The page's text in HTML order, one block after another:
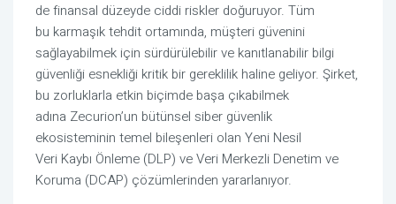
de finansal düzeyde ciddi riskler doğuruyor. Tüm
bu karmaşık tehdit ortamında, müşteri güvenini
sağlayabilmek için sürdürülebilir ve kanıtlanabilir bilgi
güvenliği esnekliği kritik bir gereklilik haline geliyor. Şirket,
bu zorluklarla etkin biçimde başa çıkabilmek
adına Zecurion’un bütünsel siber güvenlik
ekosisteminin temel bileşenleri olan Yeni Nesil
Veri Kaybı Önleme (DLP) ve Veri Merkezli Denetim ve
Koruma (DCAP) çözümlerinden yararlanıyor.